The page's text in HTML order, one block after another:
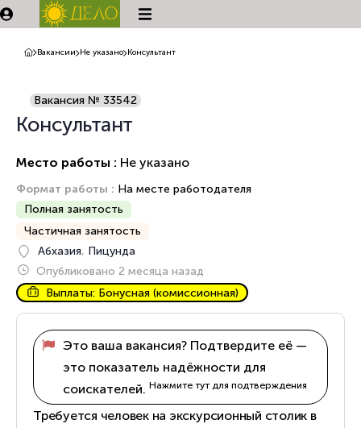
Вакансии Не указано Консультант
Консультант
Место работы : Не указано
Формат работы : На месте работодателя
Полная занятость
Частичная занятость
Абхазия, Пицунда
Опубликовано 2 месяца назад
Выплаты: Бонусная (комиссионная)
Вакансия № 33542
Это ваша вакансия? Подтвердите её —
это показатель надёжности для
соискателей. Нажмите тут для подтверждения
Требуется человек на экскурсионный столик в